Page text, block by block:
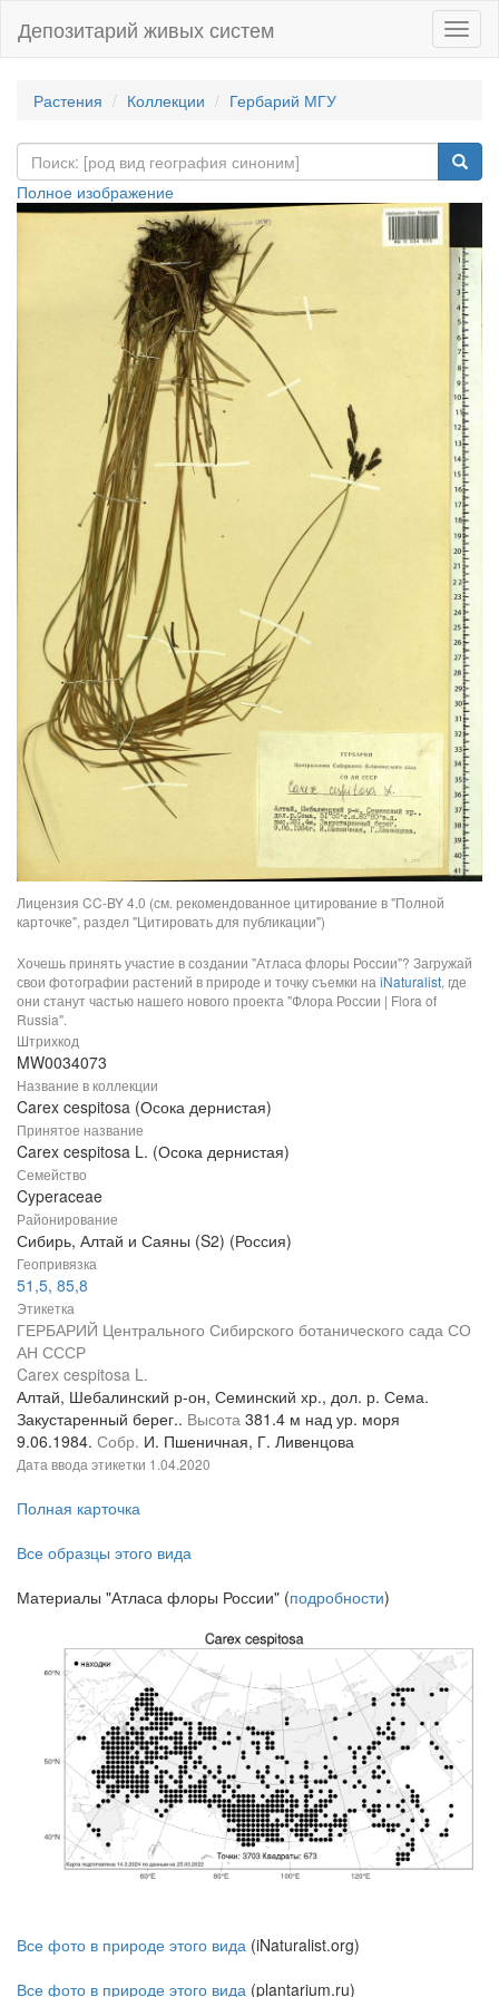
Депозитарий живых систем
Растения Коллекции Гербарий МГУ
Полное изображение
Лицензия CC-BY 4.0 (см. рекомендованное цитирование в "Полной
карточке", раздел "Цитировать для публикации")
Хочешь принять участие в создании "Атласа флоры России"? Загружай
свои фотографии растений в природе и точку съемки на iNaturalist, где
они станут частью нашего нового проекта "Флора России | Flora of
Russia".
Штрихкод
MW0034073
Название в коллекции
Carex cespitosa (Осока дернистая)
Принятое название
Carex cespitosa L. (Осока дернистая)
Семейство
Cyperaceae
Районирование
Сибирь, Алтай и Саяны (S2) (Россия)
Геопривязка
51,5, 85,8
Этикетка
ГЕРБАРИЙ Центрального Сибирского ботанического сада СО
АН СССР
Carex cespitosa L.
Алтай, Шебалинский р-он, Семинский хр., дол. р. Сема.
Закустаренный берег.. Высота 381.4 м над ур. моря
9.06.1984. Собр. И. Пшеничная, Г. Ливенцова
Дата ввода этикетки 1.04.2020
Полная карточка
Все образцы этого вида
Материалы "Атласа флоры России" (подробности)
Все фото в природе этого вида (iNaturalist.org)
Все фото в природе этого вида (plantarium.ru)